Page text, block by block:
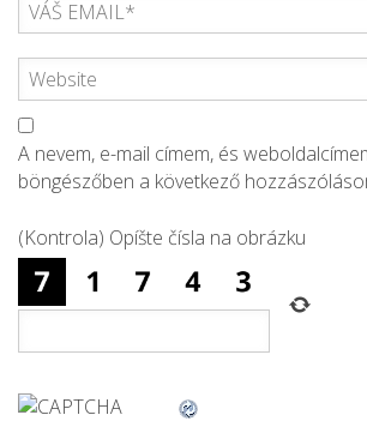
A nevem, e-mail címem, és
böngészőben a következő
(Kontrola) Opíšte čísla na obrázku